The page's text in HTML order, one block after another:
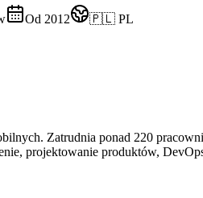
Od 2012
🇵🇱 PL
Zatrudnia ponad 220
projektowanie produktów,